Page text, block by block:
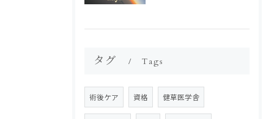
タグ Tags
術後ケア 資格 健草医学舎